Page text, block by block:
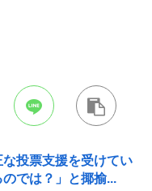
投票支援を受けてい
では？」と揶揄...